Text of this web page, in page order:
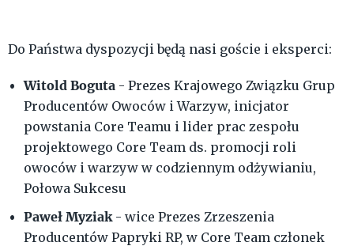
Do Państwa dyspozycji będą nasi goście i eksperci:
Witold Boguta - Prezes Krajowego Związku Grup
Producentów Owoców i Warzyw, inicjator
powstania Core Teamu i lider prac zespołu
projektowego Core Team ds. promocji roli
owoców i warzyw w codziennym odżywianiu,
Połowa Sukcesu
Paweł Myziak - wice Prezes Zrzeszenia
Producentów Papryki RP, w Core Team członek